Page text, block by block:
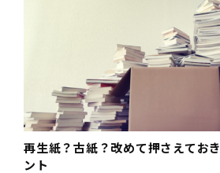
再生紙？古紙？改めて押さえてお
ント